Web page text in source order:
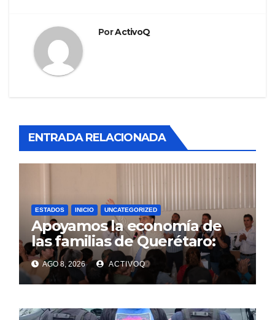
PorActivoQ
ENTRADA RELACIONADA
ESTADOS INICIO UNCATEGORIZED
Apoyamos la economía de
las familias de Querétaro:
Luis Nava
AGO 8, 2026 ACTIVOQ